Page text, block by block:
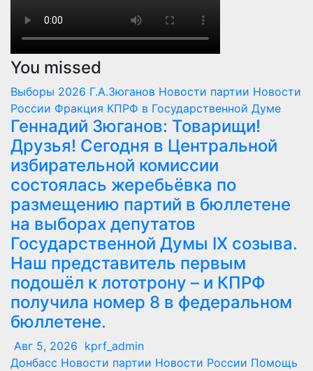
You missed
Выборы 2026 Г.А.Зюганов Новости партии Новости
России Фракция КПРФ в Государственной Думе
Геннадий Зюганов: Товарищи!
Друзья! Сегодня в Центральной
избирательной комиссии
состоялась жеребьёвка по
размещению партий в бюллетене
на выборах депутатов
Государственной Думы IX созыва.
Наш представитель первым
подошёл к лототрону – и КПРФ
получила номер 8 в федеральном
бюллетене.
Авг 5, 2026 kprf_admin
Донбасс Новости партии Новости России Помощь